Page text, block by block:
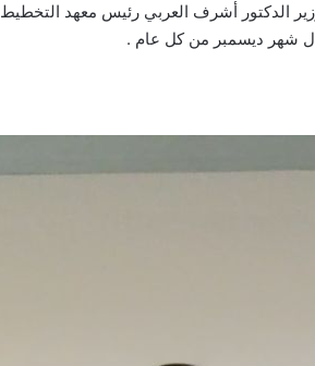
الدكتور أشرف العربي رئيس معهد التخطيط
شهر ديسمبر من كل عام .